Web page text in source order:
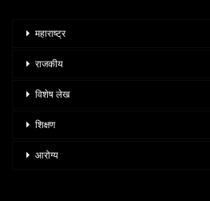
महाराष्ट्र
राजकीय
विशेष लेख
शिक्षण
आरोग्य